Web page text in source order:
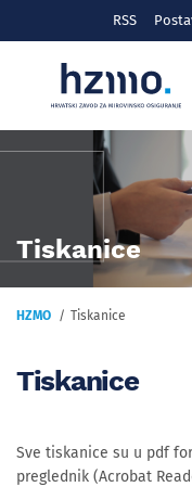
RSS
Tiskanice
HZMO Tiskanice
Tiskanice
Sve tiskanice su u pdf
preglednik (Acrobat